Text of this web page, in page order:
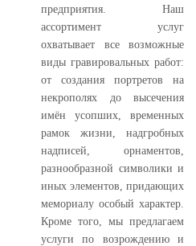
предприятия. Наш
ассортимент услуг
охватывает все возможные
виды гравировальных работ:
от создания портретов на
некрополях до высечения
имён усопших, временных
рамок жизни, надгробных
надписей, орнаментов,
разнообразной символики и
иных элементов, придающих
мемориалу особый характер.
Кроме того, мы предлагаем
услуги по возрождению и